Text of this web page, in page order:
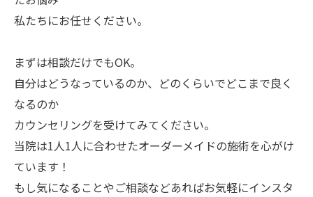
私たちにお任せください。
まずは相談だけでもOK。
自分はどうなっているのか、どのくらいでどこまで良く
なるのか
カウンセリングを受けてみてください。
当院は1人1人に合わせたオーダーメイドの施術を心がけ
ています！
もし気になることやご相談などあればお気軽にインスタ